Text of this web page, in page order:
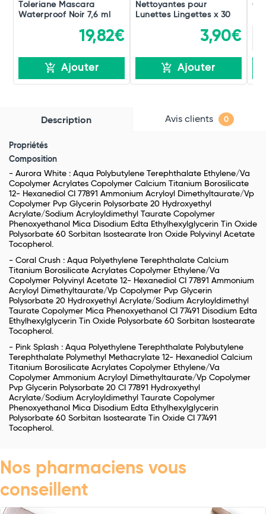
Toleriane Mascara
Waterproof Noir 7,6 ml
19,82€
Ajouter
Nettoyantes pour
Lunettes Lingettes x 30
3,90€
Ajouter
Description Avis clients 0
Propriétés
Composition
- Aurora White : Aqua Polybutylene Terephthalate Ethylene/Va
Copolymer Acrylates Copolymer Calcium Titanium Borosilicate
12- Hexanediol CI 77891 Ammonium Acryloyl Dimethyltaurate/Vp
Copolymer Pvp Glycerin Polysorbate 20 Hydroxyethyl
Acrylate/Sodium Acryloyldimethyl Taurate Copolymer
Phenoxyethanol Mica Disodium Edta Ethylhexylglycerin Tin Oxide
Polysorbate 60 Sorbitan Isostearate Iron Oxide Polyvinyl Acetate
Tocopherol.
- Coral Crush : Aqua Polyethylene Terephthalate Calcium
Titanium Borosilicate Acrylates Copolymer Ethylene/Va
Copolymer Polyvinyl Acetate 12- Hexanediol CI 77891 Ammonium
Acryloyl Dimethyltaurate/Vp Copolymer Pvp Glycerin
Polysorbate 20 Hydroxyethyl Acrylate/Sodium Acryloyldimethyl
Taurate Copolymer Mica Phenoxyethanol CI 77491 Disodium Edta
Ethylhexylglycerin Tin Oxide Polysorbate 60 Sorbitan Isostearate
Tocopherol.
- Pink Splash : Aqua Polyethylene Terephthalate Polybutylene
Terephthalate Polymethyl Methacrylate 12- Hexanediol Calcium
Titanium Borosilicate Acrylates Copolymer Ethylene/Va
Copolymer Ammonium Acryloyl Dimethyltaurate/Vp Copolymer
Pvp Glycerin Polysorbate 20 CI 77891 Hydroxyethyl
Acrylate/Sodium Acryloyldimethyl Taurate Copolymer
Phenoxyethanol Mica Disodium Edta Ethylhexylglycerin
Polysorbate 60 Sorbitan Isostearate Tin Oxide CI 77491
Tocopherol.
Nos pharmaciens vous
conseillent